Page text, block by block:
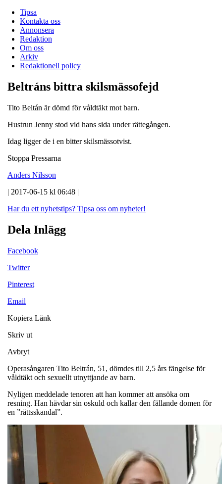
Tipsa
Kontakta oss
Annonsera
Redaktion
Om oss
Arkiv
Redaktionell policy
Beltráns bittra skilsmässofejd
Tito Beltán är dömd för våldtäkt mot barn.
Hustrun Jenny stod vid hans sida under rättegången.
Idag ligger de i en bitter skilsmässotvist.
Stoppa Pressarna
Anders Nilsson
| 2017-06-15 kl 06:48 |
Har du ett nyhetstips? Tipsa oss om nyheter!
Dela Inlägg
Facebook
Twitter
Pinterest
Email
Kopiera Länk
Skriv ut
Avbryt
Operasångaren Tito Beltrán, 51, dömdes till 2,5 års fängelse för
våldtäkt och sexuellt utnyttjande av barn.
Nyligen meddelade tenoren att han kommer att ansöka om
resning. Han hävdar sin oskuld och kallar den fällande domen för
en ”rättsskandal”.